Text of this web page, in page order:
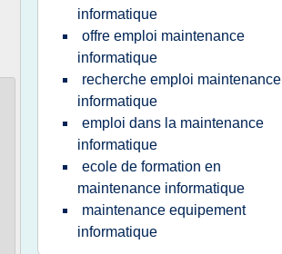
informatique
offre emploi maintenance
informatique
recherche emploi maintenance
informatique
emploi dans la maintenance
informatique
ecole de formation en
maintenance informatique
maintenance equipement
informatique